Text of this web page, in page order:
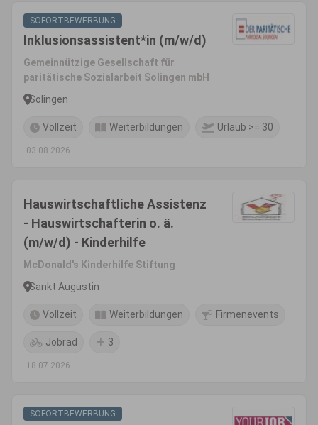
SOFORTBEWERBUNG
Inklusionsassistent*in (m/w/d)
Gemeinnützige Gesellschaft für
paritätische Sozialarbeit Solingen mbH
Solingen
Vollzeit Weiterbildungen Urlaub >= 30
03.08.2026
Hauswirtschaftliche Assistenz
- Hauswirtschafterin o. ä.
(m/w/d) - Kinderhilfe
McDonald's Kinderhilfe Stiftung
Sankt Augustin
Vollzeit Weiterbildungen Firmenevents
Jobrad 3
18.07.2026
SOFORTBEWERBUNG